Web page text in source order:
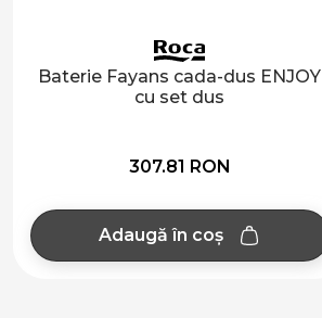
Baterie Fayans cada-dus ENJOY
cu set dus
307.81 RON
Adaugă în coș